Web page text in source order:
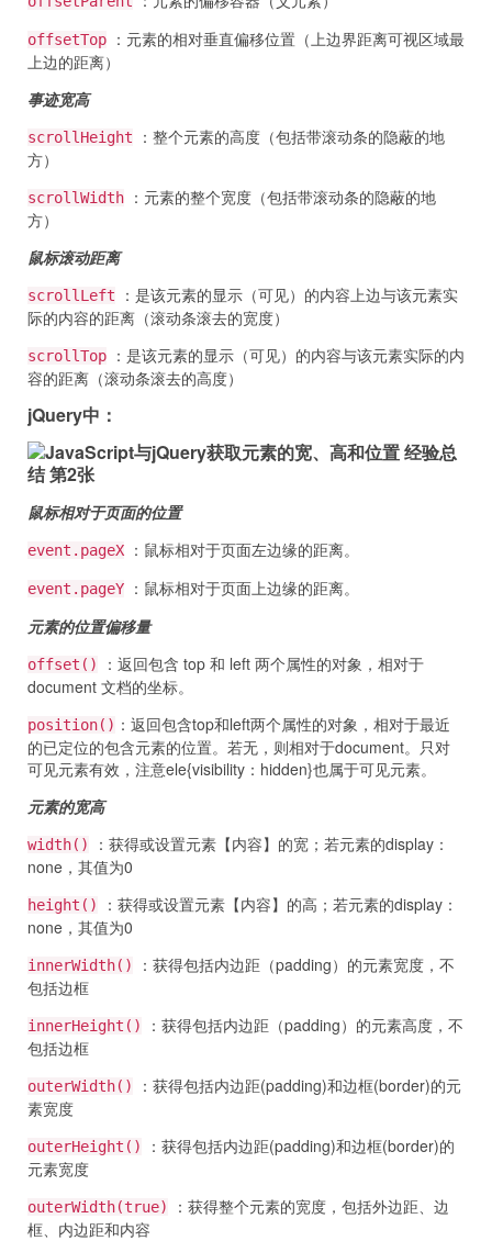
offsetTop
：元素的相对垂直偏移位置（上边界距离可视区域最
上边的距离）
事迹宽高
scrollHeight
：整个元素的高度（包括带滚动条的隐蔽的地
方）
scrollWidth
：元素的整个宽度（包括带滚动条的隐蔽的地
方）
鼠标滚动距离
scrollLeft
：是该元素的显示（可见）的内容上边与该元素实
际的内容的距离（滚动条滚去的宽度）
scrollTop
：是该元素的显示（可见）的内容与该元素实际的内
容的距离（滚动条滚去的高度）
jQuery中：
鼠标相对于页面的位置
event.pageX ：鼠标相对于页面左边缘的距离。
event.pageY
：鼠标相对于页面上边缘的距离。
元素的位置偏移量
offset()
：返回包含 top 和 left 两个属性的对象，相对于
document 文档的坐标。
position() ：返回包含top和left两个属性的对象，相对于最近
的已定位的包含元素的位置。若无，则相对于document。只对
可见元素有效，注意ele{visibility：hidden}也属于可见元素。
元素的宽高
width()
：获得或设置元素【内容】的宽；若元素的display：
none，其值为0
height()
：获得或设置元素【内容】的高；若元素的display：
none，其值为0
innerWidth()
：获得包括内边距（padding）的元素宽度，不
包括边框
innerHeight()
：获得包括内边距（padding）的元素高度，不
包括边框
outerWidth()
：获得包括内边距(padding)和边框(border)的元
素宽度
outerHeight()
：获得包括内边距(padding)和边框(border)的
元素宽度
outerWidth(true)
：获得整个元素的宽度，包括外边距、边
框、内边距和内容